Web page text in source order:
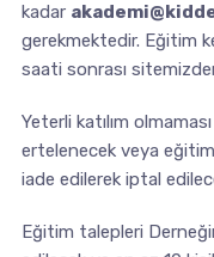
kadar
gerekmektedir. Eğitim
saati sonrası
Yeterli katılım
ertelenecek veya eğitim
iade edilerek iptal
Eğitim talepleri